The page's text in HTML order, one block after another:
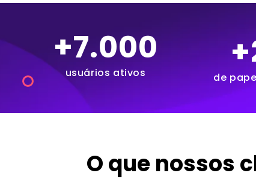
usuários ativos
+7.000
de
+
O que nossos